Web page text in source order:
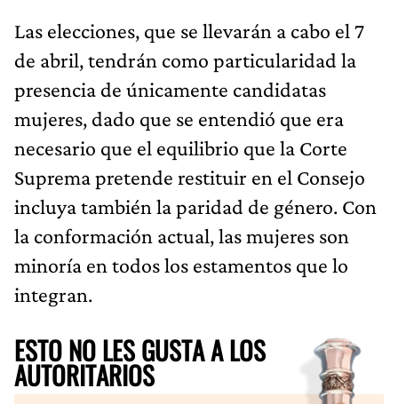
Las elecciones, que se llevarán a cabo el 7
de abril, tendrán como particularidad la
presencia de únicamente candidatas
mujeres, dado que se entendió que era
necesario que el equilibrio que la Corte
Suprema pretende restituir en el Consejo
incluya también la paridad de género. Con
la conformación actual, las mujeres son
minoría en todos los estamentos que lo
integran.
ESTO NO LES GUSTA A LOS
AUTORITARIOS